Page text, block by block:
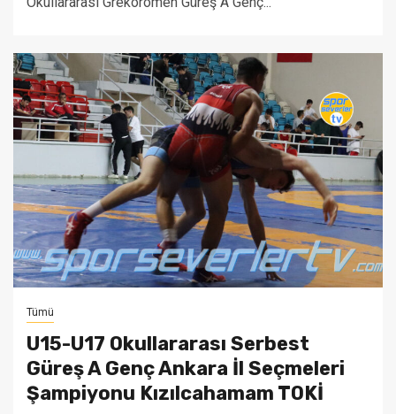
Tümü
U15-U17 Okullararası Serbest
Güreş A Genç Ankara İl Seçmeleri
Şampiyonu Kızılcahamam TOKİ